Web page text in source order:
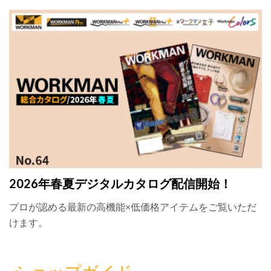
2026年春夏デジタルカタログ配信開始！
プロが認める最新の高機能×低価格アイテムをご覧いただ
けます。